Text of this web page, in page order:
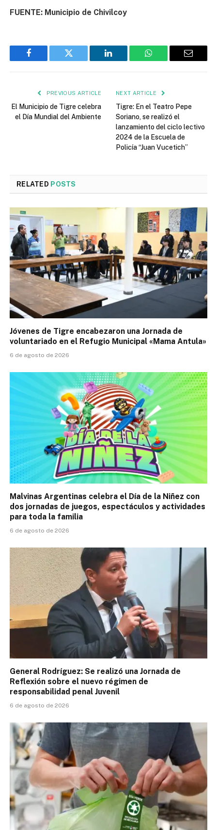
FUENTE: Municipio de Chivilcoy
Facebook Twitter LinkedIn WhatsApp Email
PREVIOUS ARTICLE
El Municipio de Tigre celebra
el Día Mundial del Ambiente
NEXT ARTICLE
Tigre: En el Teatro Pepe
Soriano, se realizó el
lanzamiento del ciclo lectivo
2024 de la Escuela de
Policía “Juan Vucetich”
RELATED POSTS
Jóvenes de Tigre encabezaron una Jornada de
voluntariado en el Refugio Municipal «Mama Antula»
6 de agosto de 2026
Malvinas Argentinas celebra el Día de la Niñez con
dos jornadas de juegos, espectáculos y actividades
para toda la familia
6 de agosto de 2026
General Rodríguez: Se realizó una Jornada de
Reflexión sobre el nuevo régimen de
responsabilidad penal Juvenil
6 de agosto de 2026